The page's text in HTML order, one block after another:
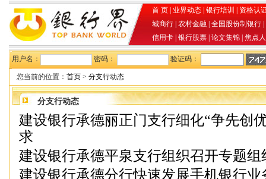
首 页 业界动态 银行培训
资格认
城商行 农村金融 全国股份制银行
信用卡 银行股票 论文集锦 焦点
用户名： 密码： 验证码：
您当前的位置： 首页 > 分支行动态
分支行动态
建设银行承德丽正门支行细化“争先创
求
建设银行承德平泉支行组织召开专题组
建设银行承德分行快速发展手机银行业